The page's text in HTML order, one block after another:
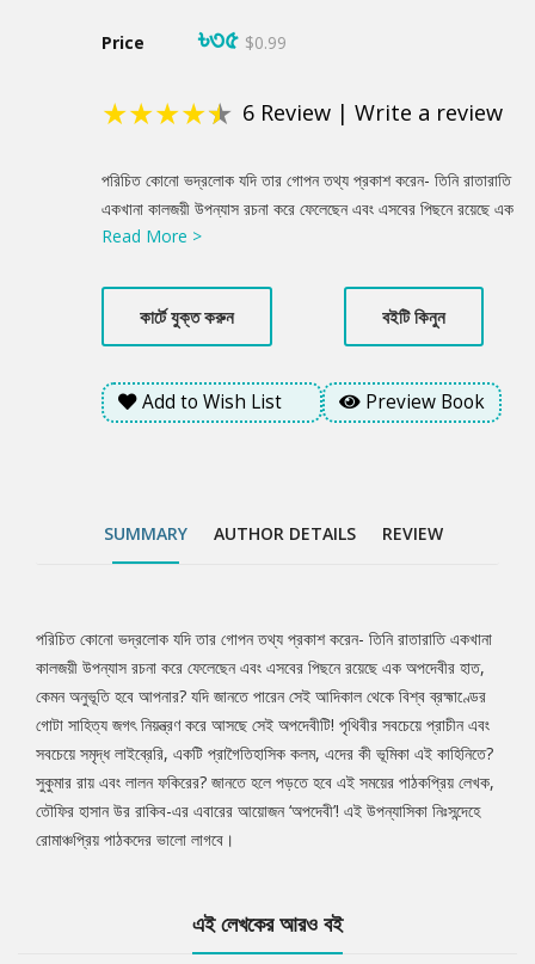
Price ৳৩৫ $0.99
★★★★★ 6 Review | Write a review
Product
Summery
পরিচিত কোনো ভদ্রলোক যদি তার গোপন তথ্য প্রকাশ করেন- তিনি রাতারাতি
একখানা কালজয়ী উপন্যাস রচনা করে ফেলেছেন এবং এসবের পিছনে রয়েছে এক
অপদেবীর হাত, কেমন অনুভূতি হবে আপনার? যদি জানতে পারেন সেই আদিকাল
অপদেবীটি! পৃথিবীর সবচেয়ে প্রাচীন এবং সবচেয়ে সমৃদ্ধ লাইব্রেরি, একটি
প্রাগৈতিহাসিক কলম, এদের কী ভূমিকা এই কাহিনিতে? সুকুমার রায় এবং লালন
ফকিরের? জানতে হলে পড়তে হবে এই সময়ের পাঠকপ্রিয় লেখক, তৌফির হাসান
উর রাকিব-এর এবারের আয়োজন ‘অপদেবী’! এই উপন্যাসিকা নিঃসন্দেহে
রোমাঞ্চপ্রিয় পাঠকদের ভালো লাগবে।
Read More >
কার্টে যুক্ত করুন বইটি কিনুন
Add to Wish List Preview Book
SUMMARY AUTHOR DETAILS REVIEW
Tab
Article
পরিচিত কোনো ভদ্রলোক যদি তার গোপন তথ্য প্রকাশ করেন- তিনি রাতারাতি একখানা
কালজয়ী উপন্যাস রচনা করে ফেলেছেন এবং এসবের পিছনে রয়েছে এক অপদেবীর হাত,
কেমন অনুভূতি হবে আপনার? যদি জানতে পারেন সেই আদিকাল থেকে বিশ্ব ব্রহ্মাণ্ডের
গোটা সাহিত্য জগৎ নিয়ন্ত্রণ করে আসছে সেই অপদেবীটি! পৃথিবীর সবচেয়ে প্রাচীন এবং
সবচেয়ে সমৃদ্ধ লাইব্রেরি, একটি প্রাগৈতিহাসিক কলম, এদের কী ভূমিকা এই কাহিনিতে?
সুকুমার রায় এবং লালন ফকিরের? জানতে হলে পড়তে হবে এই সময়ের পাঠকপ্রিয় লেখক,
তৌফির হাসান উর রাকিব-এর এবারের আয়োজন ‘অপদেবী’! এই উপন্যাসিকা নিঃসন্দেহে
রোমাঞ্চপ্রিয় পাঠকদের ভালো লাগবে।
এই লেখকের আরও বই